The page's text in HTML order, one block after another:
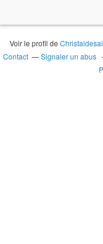
Voir le profil de
Contact
Signaler un abus